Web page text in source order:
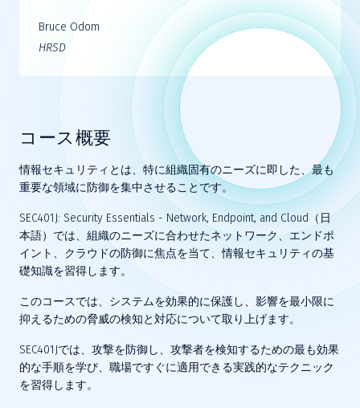
Bruce Odom
HRSD
コース概要
情報セキュリティとは、特に組織固有のニーズに即した、最も
重要な領域に防御を集中させることです。
SEC401J: Security Essentials - Network, Endpoint, and Cloud（日
本語）では、組織のニーズに合わせたネットワーク、エンドポ
イント、クラウドの防御に焦点を当て、情報セキュリティの基
礎知識を習得します。
このコースでは、システムを効果的に保護し、影響を最小限に
抑えるための脅威の検知と対応について取り上げます。
SEC401Jでは、攻撃を防御し、攻撃者を検知するための最も効果
的な手順を学び、職場ですぐに適用できる実践的なテクニック
を習得します。